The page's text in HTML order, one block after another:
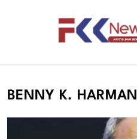
BENNY K. HARMAN